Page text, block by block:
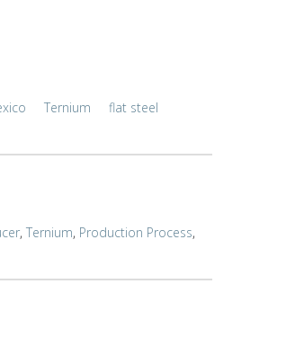
Ternium
flat steel
, Ternium, Production Process,